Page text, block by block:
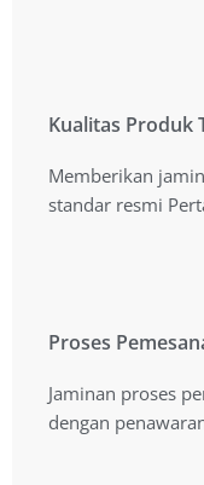
Kualitas Produk
Memberikan
standar resmi
Kualitas Produk
Memberikan
standart resmi
Proses
Jaminan proses
dengan
Proses
Jaminan proses
dengan